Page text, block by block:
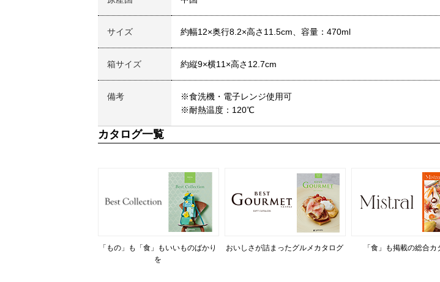
サイズ 約幅12×奥行8.2×高さ11.5cm、容量：470ml
箱サイズ 約縦9×横11×高さ12.7cm
備考
※食洗機・電子レンジ使用可
※耐熱温度：120℃
カタログ一覧
「もの」も「食」もいいものばかり
を
おいしさが詰まったグルメカタログ 「食」も掲載の総合カ